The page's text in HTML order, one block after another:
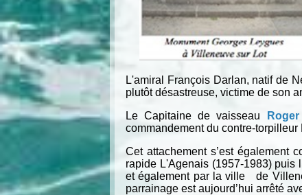
L'amiral François Darlan, natif de
plutôt désastreuse, victime de son
Le Capitaine de vaisseau
commandement du contre-
Cet attachement s’est également
rapide L'Agenais (1957-1983) puis
et également par la ville de
parrainage est aujourd’hui arrêté